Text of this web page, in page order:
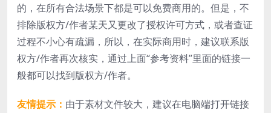
的，在所有合法场景下都是可以免费商用的。但是，不
排除版权方/作者某天又更改了授权许可方式，或者查证
过程不小心有疏漏，所以，在实际商用时，建议联系版
权方/作者再次核实，通过上面“参考资料”里面的链接一
般都可以找到版权方/作者。
友情提示： 由于素材文件较大，建议在电脑端打开链接